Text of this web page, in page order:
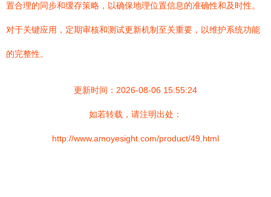
置合理的同步和缓存策略，以确保地理位置信息的准确性和及时性。
对于关键应用，定期审核和测试更新机制至关重要，以维护系统功能
的完整性。
更新时间：2026-08-06 15:55:24
如若转载，请注明出处：
http://www.amoyesight.com/product/49.html